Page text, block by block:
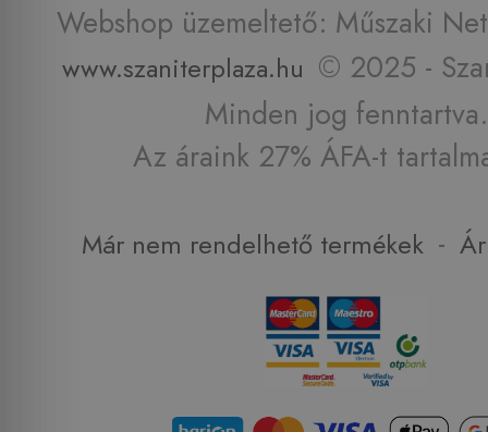
Webshop üzemeltető: Műszaki
www.szaniterplaza.hu © 2025 -
Minden jog fenntartva.
Az áraink 27% ÁFA-t
Már nem rendelhető termékek -